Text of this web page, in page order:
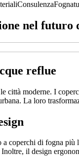
Consulenza
nel futuro
reflue
città moderne. I
La loro
coperchi di fogna
il design